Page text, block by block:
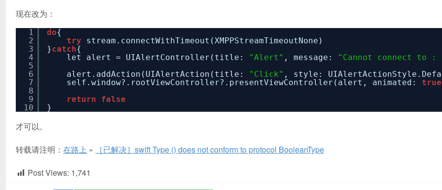
现在改为：
1
2
3
4
5
6
7
8
9
10
do{
try
stream.connectWithTimeout(XMPPStreamTimeoutNone)
}catch{
let alert = UIAlertController(title:
"Alert" , message: "Cannot connect to
alert.addAction(UIAlertAction(title:
"Click" , style:
self.window?.rootViewController?.presentViewController(alert, animated: true
return
false
}
才可以。
转载请注明： 在路上 » ［已解决］swift Type () does not conform to protocol BooleanType
Post Views: 1,741